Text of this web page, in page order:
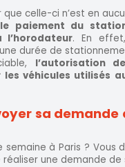
celle-ci n’est en
le paiement du
. En
durée de
l’autorisation
les véhicules utilisés
sa
semaine à Paris ? Vous
réaliser une demande